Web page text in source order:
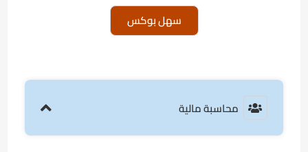
سهل بوكس
محاسبة مالية